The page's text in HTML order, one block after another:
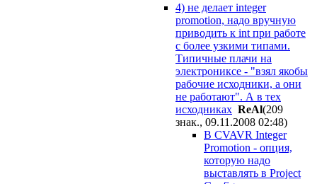
4) не делает integer
promotion, надо вручную
приводить к int при работе
с более узкими типами.
Типичные плачи на
электрониксе - "взял якобы
рабочие исходники, а они
не работают". А в тех
исходниках ReAl(209
знак., 09.11.2008 02:48)
В CVAVR Integer
Promotion - опция,
которую надо
выставлять в Project